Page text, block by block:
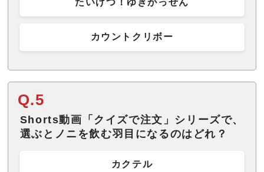
カウントクリボー
Q.5
Shorts動画「クイズで注文」シリーズで、
選ぶとノニを飲む羽目になるのはどれ？
カクテル